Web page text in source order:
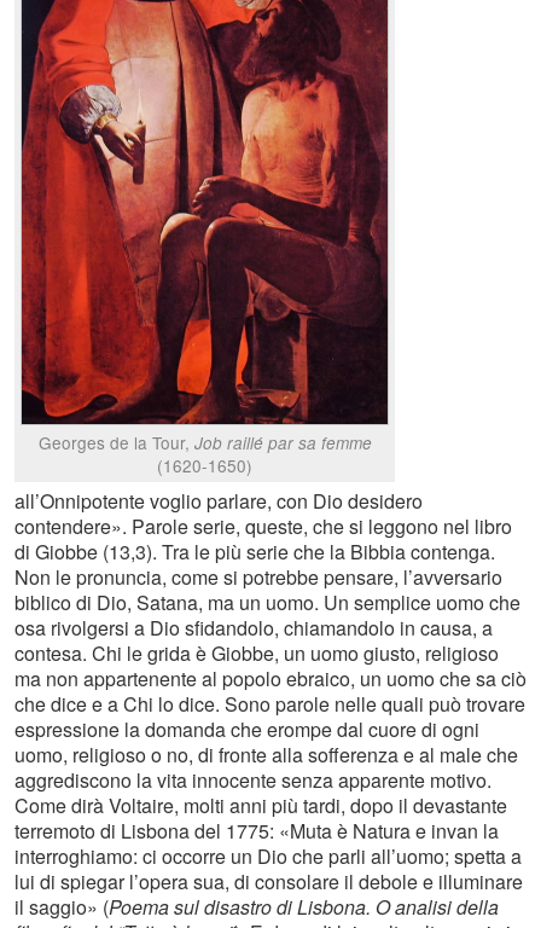
Georges de la Tour, Job raillé par sa femme
(1620-1650)
all’Onnipotente voglio parlare, con Dio desidero
contendere». Parole serie, queste, che si leggono nel libro
di Giobbe (13,3). Tra le più serie che la Bibbia contenga.
Non le pronuncia, come si potrebbe pensare, l’avversario
biblico di Dio, Satana, ma un uomo. Un semplice uomo che
osa rivolgersi a Dio sfidandolo, chiamandolo in causa, a
contesa. Chi le grida è Giobbe, un uomo giusto, religioso
ma non appartenente al popolo ebraico, un uomo che sa ciò
che dice e a Chi lo dice. Sono parole nelle quali può trovare
espressione la domanda che erompe dal cuore di ogni
uomo, religioso o no, di fronte alla sofferenza e al male che
aggrediscono la vita innocente senza apparente motivo.
Come dirà Voltaire, molti anni più tardi, dopo il devastante
terremoto di Lisbona del 1775: «Muta è Natura e invan la
interroghiamo: ci occorre un Dio che parli all’uomo; spetta a
lui di spiegar l’opera sua, di consolare il debole e illuminare
il saggio» (Poema sul disastro di Lisbona. O analisi della